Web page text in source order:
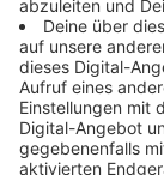
Anzeige
Weitere
Anzeige